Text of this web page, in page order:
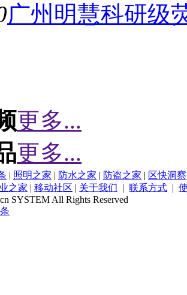
广州明慧科研级
更多...
更多...
| 照明之家 | 防水之家 | 防盗之家 | 区快洞察
之家 | 移动社区 | 关于我们 | 联系方式 |
SYSTEM All Rights Reserved